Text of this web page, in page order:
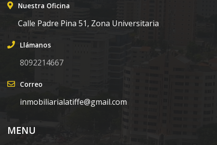
Nuestra Oficina
Calle Padre Pina 51, Zona Universitaria
Llámanos
8092214667
Correo
inmobiliarialatiffe@gmail.com
MENU